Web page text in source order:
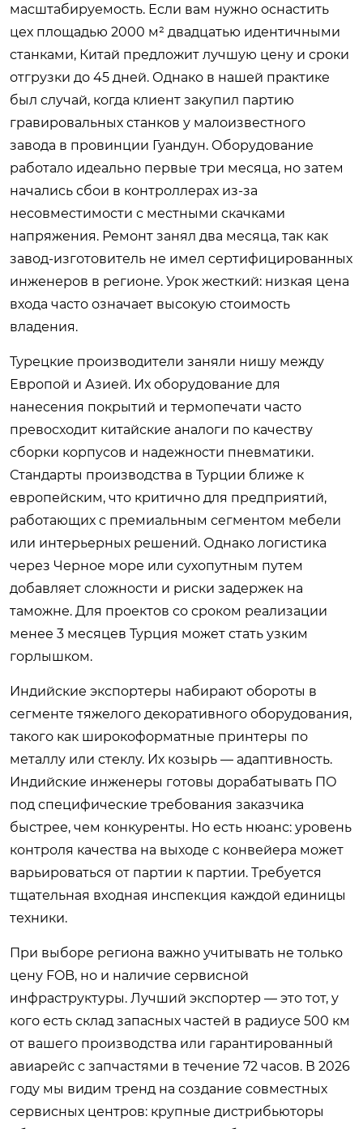
масштабируемость. Если вам нужно оснастить
цех площадью 2000 м² двадцатью идентичными
станками, Китай предложит лучшую цену и сроки
отгрузки до 45 дней. Однако в нашей практике
был случай, когда клиент закупил партию
гравировальных станков у малоизвестного
завода в провинции Гуандун. Оборудование
работало идеально первые три месяца, но затем
начались сбои в контроллерах из-за
несовместимости с местными скачками
напряжения. Ремонт занял два месяца, так как
завод-изготовитель не имел сертифицированных
инженеров в регионе. Урок жесткий: низкая цена
входа часто означает высокую стоимость
владения.
Турецкие производители заняли нишу между
Европой и Азией. Их оборудование для
нанесения покрытий и термопечати часто
превосходит китайские аналоги по качеству
сборки корпусов и надежности пневматики.
Стандарты производства в Турции ближе к
европейским, что критично для предприятий,
работающих с премиальным сегментом мебели
или интерьерных решений. Однако логистика
через Черное море или сухопутным путем
добавляет сложности и риски задержек на
таможне. Для проектов со сроком реализации
менее 3 месяцев Турция может стать узким
горлышком.
Индийские экспортеры набирают обороты в
сегменте тяжелого декоративного оборудования,
такого как широкоформатные принтеры по
металлу или стеклу. Их козырь — адаптивность.
Индийские инженеры готовы дорабатывать ПО
под специфические требования заказчика
быстрее, чем конкуренты. Но есть нюанс: уровень
контроля качества на выходе с конвейера может
варьироваться от партии к партии. Требуется
тщательная входная инспекция каждой единицы
техники.
При выборе региона важно учитывать не только
цену FOB, но и наличие сервисной
инфраструктуры. Лучший экспортер — это тот, у
кого есть склад запасных частей в радиусе 500 км
от вашего производства или гарантированный
авиарейс с запчастями в течение 72 часов. В 2026
году мы видим тренд на создание совместных
сервисных центров: крупные дистрибьюторы